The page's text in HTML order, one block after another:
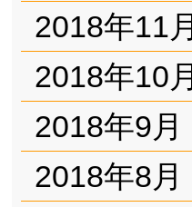
2018年11月
2018年10月
2018年9月
2018年8月